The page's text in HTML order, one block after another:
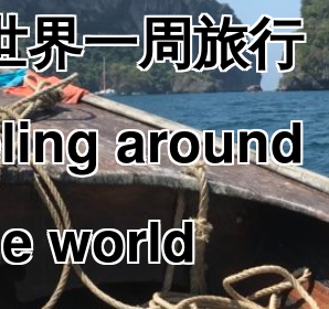
界一周旅行
around
world